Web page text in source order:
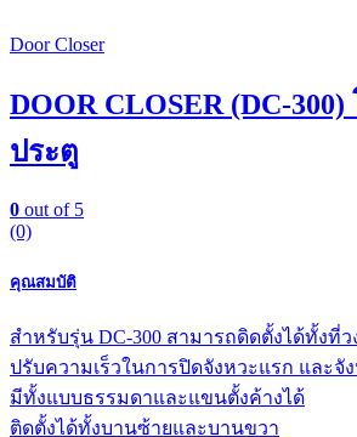
Door Closer
DOOR CLOSER (DC-
ประตู
0 out of 5
(0)
คุณสมบัติ
สำหรับรุ่น DC-300 สามารถดิดตั้งได้ทั้งที่
ปรับความเร็วในการปิดจังหวะแรก และจั
มีทั้งแบบธรรมดาและแขนตั้งค้างได้
ติดตั้งได้ทั้งบานซ้ายและบานขวา